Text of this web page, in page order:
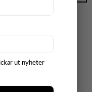
ut nyheter
sprida lite extra
glad av att
arbetet och